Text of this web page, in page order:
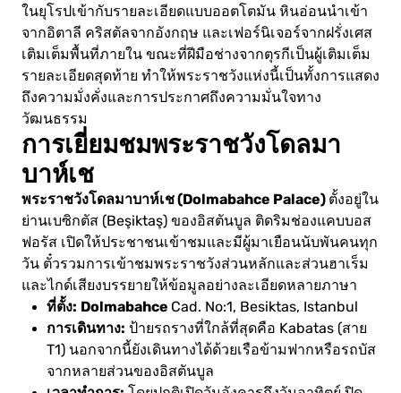
ในยุโรปเข้ากับรายละเอียดแบบออตโตมัน หินอ่อนนำเข้า
จากอิตาลี คริสตัลจากอังกฤษ และเฟอร์นิเจอร์จากฝรั่งเศส
เติมเต็มพื้นที่ภายใน ขณะที่ฝีมือช่างจากตุรกีเป็นผู้เติมเต็ม
รายละเอียดสุดท้าย ทำให้พระราชวังแห่งนี้เป็นทั้งการแสดง
ถึงความมั่งคั่งและการประกาศถึงความมั่นใจทาง
วัฒนธรรม
การเยี่ยมชมพระราชวังโดลมา
บาห์เช
พระราชวังโดลมาบาห์เช (Dolmabahce Palace) ตั้งอยู่ใน
ย่านเบซิกตัส (Beşiktaş) ของอิสตันบูล ติดริมช่องแคบบอส
ฟอรัส เปิดให้ประชาชนเข้าชมและมีผู้มาเยือนนับพันคนทุก
วัน ตั๋วรวมการเข้าชมพระราชวังส่วนหลักและส่วนฮาเร็ม
และไกด์เสียงบรรยายให้ข้อมูลอย่างละเอียดหลายภาษา
ที่ตั้ง: Dolmabahce Cad. No:1, Besiktas, Istanbul
การเดินทาง: ป้ายรถรางที่ใกล้ที่สุดคือ Kabatas (สาย
T1) นอกจากนี้ยังเดินทางได้ด้วยเรือข้ามฟากหรือรถบัส
จากหลายส่วนของอิสตันบูล